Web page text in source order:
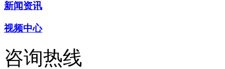
新闻资讯
视频中心
咨询热线